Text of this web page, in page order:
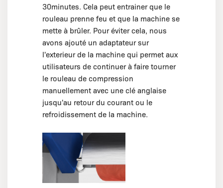
30minutes. Cela peut entrainer que le
rouleau prenne feu et que la machine se
mette à brûler. Pour éviter cela, nous
avons ajouté un adaptateur sur
l'exterieur de la machine qui permet aux
utilisateurs de continuer à faire tourner
le rouleau de compression
manuellement avec une clé anglaise
jusqu'au retour du courant ou le
refroidissement de la machine.